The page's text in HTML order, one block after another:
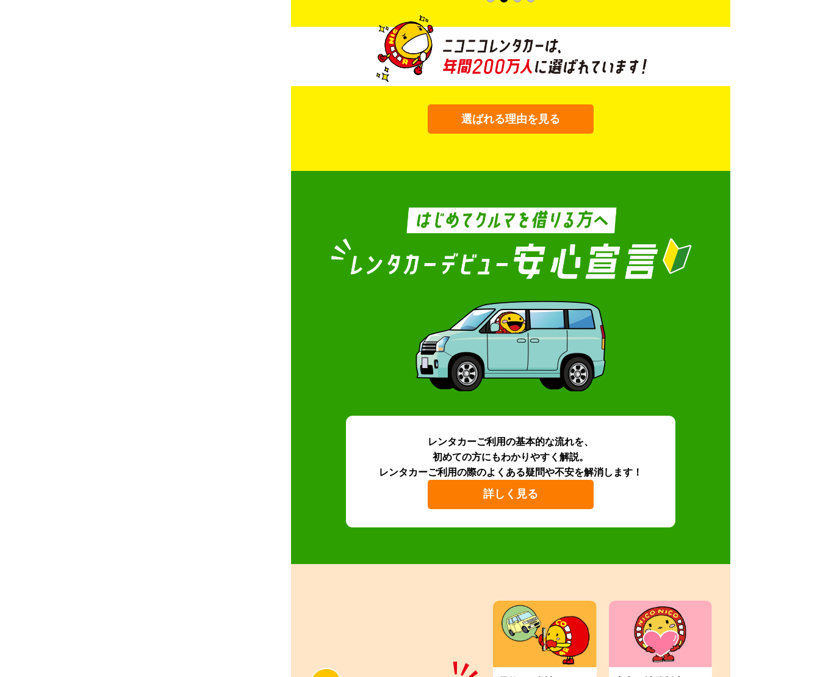
選ばれる理由を見る
レンタカーご利用の基本的な流れを、
初めての方にもわかりやすく解説。
レンタカーご利用の際のよくある疑問や不安を解消します！
詳しく見る